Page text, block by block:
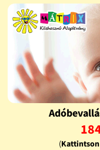
(Kattintson